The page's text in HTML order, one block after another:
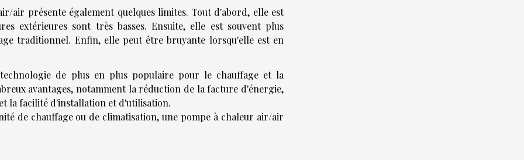
air présente également quelques limites. Tout d'abord, elle est
extérieures sont très basses. Ensuite, elle est souvent plus
traditionnel. Enfin, elle peut être bruyante lorsqu'elle est en
de plus en plus populaire pour le chauffage et la
avantages, notamment la réduction de la facture d'énergie,
la facilité d'installation et d'utilisation.
de chauffage ou de climatisation, une pompe à chaleur air/air